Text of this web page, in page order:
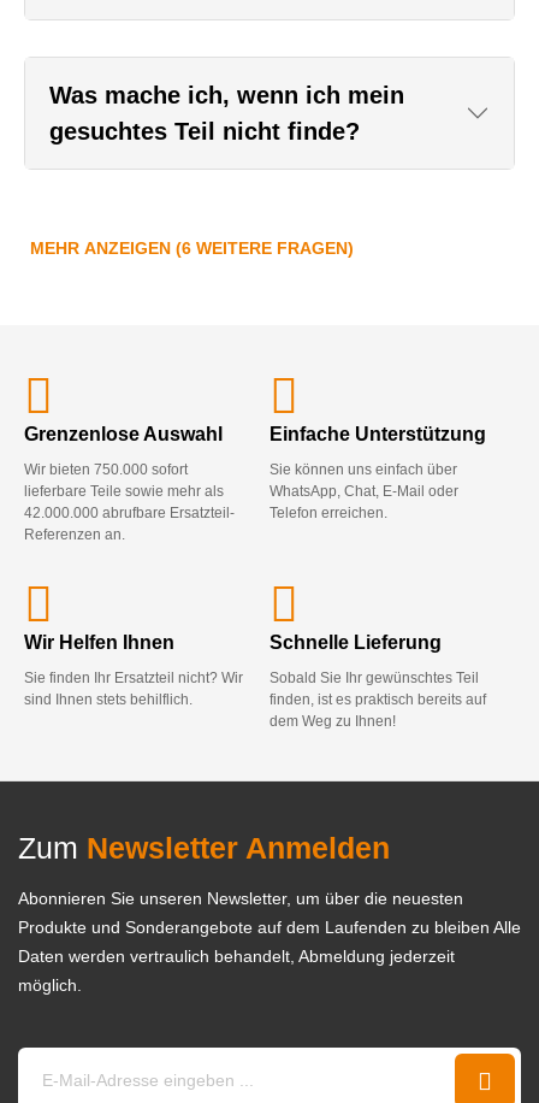
Was mache ich, wenn ich mein
gesuchtes Teil nicht finde?
MEHR ANZEIGEN (6 WEITERE FRAGEN)
Grenzenlose Auswahl
Wir bieten 750.000 sofort
lieferbare Teile sowie mehr als
42.000.000 abrufbare Ersatzteil-
Referenzen an.
Einfache Unterstützung
Sie können uns einfach über
WhatsApp, Chat, E-Mail oder
Telefon erreichen.
Wir Helfen Ihnen
Sie finden Ihr Ersatzteil nicht? Wir
sind Ihnen stets behilflich.
Schnelle Lieferung
Sobald Sie Ihr gewünschtes Teil
finden, ist es praktisch bereits auf
dem Weg zu Ihnen!
Zum Newsletter Anmelden
Abonnieren Sie unseren Newsletter, um über die neuesten
Produkte und Sonderangebote auf dem Laufenden zu bleiben Alle
Daten werden vertraulich behandelt, Abmeldung jederzeit
möglich.